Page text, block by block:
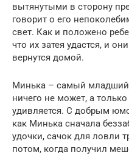
вытянутыми в сторону
говорит о его
свет. Как и положено
что их затея удастся, и
вернутся домой.
Минька – самый младший
ничего не может, а
удивляется. С добрым
как Минька сначала
удочки, сачок для ловли
потом, когда получил